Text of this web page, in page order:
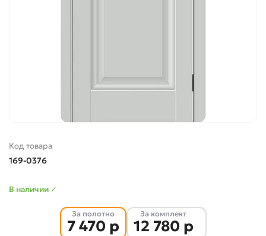
Код товара
169-0376
В наличии ✓
За полотно
7 470 р
За комплект
12 780 р